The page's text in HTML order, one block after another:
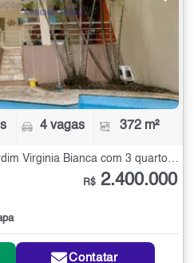
4 vagas 372 m²
Casa Térrea à Venda no Jardim Virginia Bianca com 3 quartos - 372 m²
R$ 2.400.000
Contatar